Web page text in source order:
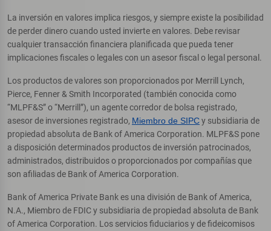
La inversión en valores implica riesgos, y siempre existe la posibilidad
de perder dinero cuando usted invierte en valores. Debe revisar
cualquier transacción financiera planificada que pueda tener
implicaciones fiscales o legales con un asesor fiscal o legal personal.
Los productos de valores son proporcionados por Merrill Lynch,
Pierce, Fenner & Smith Incorporated (también conocida como
“MLPF&S” o “Merrill”), un agente corredor de bolsa registrado,
asesor de inversiones registrado, Miembro de SIPCy subsidiaria de
propiedad absoluta de Bank of America Corporation. MLPF&S pone
a disposición determinados productos de inversión patrocinados,
administrados, distribuidos o proporcionados por compañías que
son afiliadas de Bank of America Corporation.
Bank of America Private Bank es una división de Bank of America,
N.A., Miembro de FDIC y subsidiaria de propiedad absoluta de Bank
of America Corporation. Los servicios fiduciarios y de fideicomisos